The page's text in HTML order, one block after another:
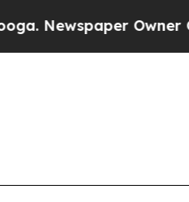
Owner Calls